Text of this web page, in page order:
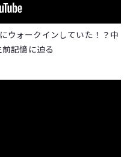
ウォークインしていた！？中
記憶に迫る